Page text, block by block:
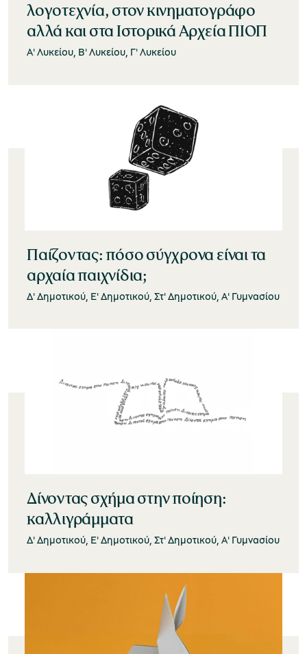
λογοτεχνία, στον κινηματογράφο
αλλά και στα Ιστορικά Αρχεία ΠΙΟΠ
Α' Λυκείου, Β' Λυκείου, Γ' Λυκείου
Παίζοντας: πόσο σύγχρονα είναι τα
αρχαία παιχνίδια;
Δ' Δημοτικού, Ε' Δημοτικού, Στ' Δημοτικού, Α' Γυμνασίου
Δίνοντας σχήμα στην ποίηση:
καλλιγράμματα
Δ' Δημοτικού, Ε' Δημοτικού, Στ' Δημοτικού, Α' Γυμνασίου